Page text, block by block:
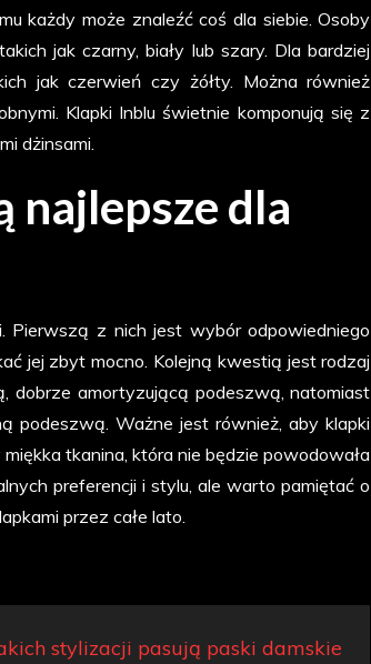
każdy może znaleźć coś dla siebie. Osoby
jak czarny, biały lub szary. Dla bardziej
jak czerwień czy żółty. Można również
Klapki Inblu świetnie komponują się z
dżinsami.
najlepsze dla
z nich jest wybór odpowiedniego
jej zbyt mocno. Kolejną kwestią jest rodzaj
dobrze amortyzującą podeszwą, natomiast
podeszwą. Ważne jest również, aby klapki
tkanina, która nie będzie powodowała
preferencji i stylu, ale warto pamiętać o
przez całe lato.
stylizacji pasują paski damskie